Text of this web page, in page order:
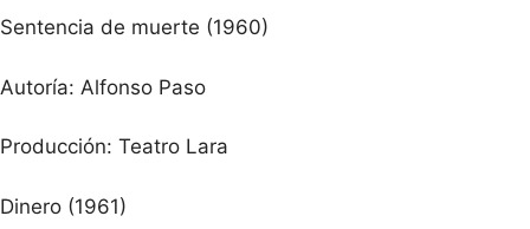
Sentencia de muerte (1960)
Autoría: Alfonso Paso
Producción: Teatro Lara
Dinero (1961)